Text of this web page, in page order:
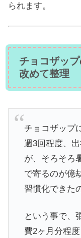
られます。
チョコザッ
改めて整理
チョコザップ
週3回程度、
が、そろそろ
で寄るのが億
習慣化できた
という事で、
費2ヶ月分程